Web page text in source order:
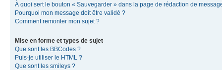
À quoi sert le bouton « Sauvegarder » dans la page de rédaction de
Pourquoi mon message doit être validé ?
Comment remonter mon sujet ?
Mise en forme et types de sujet
Que sont les BBCodes ?
Puis-je utiliser le HTML ?
Que sont les smileys ?